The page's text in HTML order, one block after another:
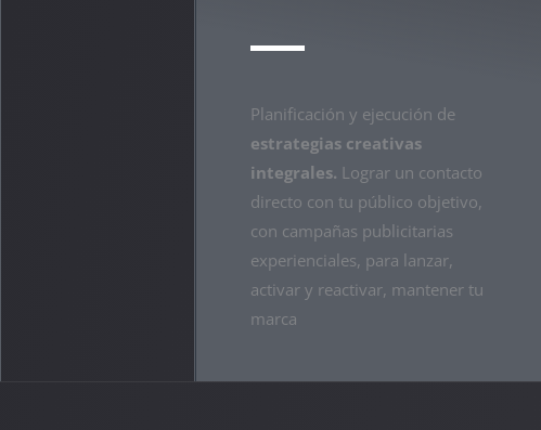
Planificación y ejecución de
estrategias creativas
integrales. Lograr un contacto
directo con tu público objetivo,
con campañas publicitarias
experienciales, para lanzar,
activar y reactivar, mantener tu
marca